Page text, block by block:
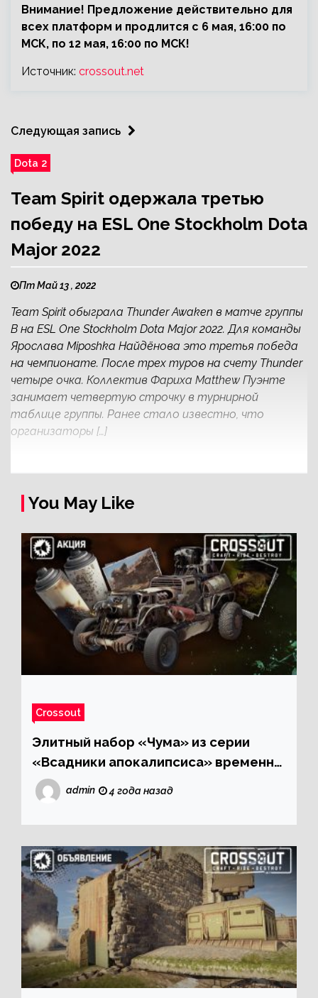
Внимание! Предложение действительно для
всех платформ и продлится с 6 мая, 16:00 по
МСК, по 12 мая, 16:00 по МСК!
Источник: crossout.net
Следующая запись
Dota 2
Team Spirit одержала третью
победу на ESL One Stockholm Dota
Major 2022
Пт Май 13 , 2022
Team Spirit обыграла Thunder Awaken в матче группы
В на ESL One Stockholm Dota Major 2022. Для команды
Ярослава Miposhka Найдёнова это третья победа
на чемпионате. После трех туров на счету Thunder
четыре очка. Коллектив Фариха Matthew Пуэнте
занимает четвертую строчку в турнирной
таблице группы. Ранее стало известно, что
организаторы […]
You May Like
Crossout
Элитный набор «Чума» из серии
«Всадники апокалипсиса» временно
доступен со скидкой!
admin 4 года назад